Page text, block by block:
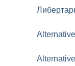
Alternative